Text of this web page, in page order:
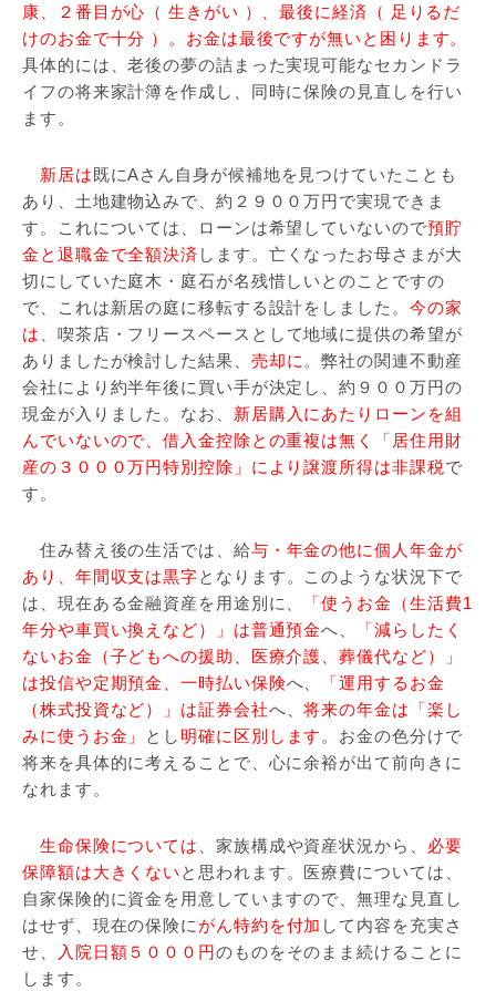
康、２番目が心（ 生きがい ）、最後に経済（ 足りるだ
けのお金で十分 ）。お金は最後ですが無いと困ります。
具体的には、老後の夢の詰まった実現可能なセカンドラ
イフの将来家計簿を作成し、同時に保険の見直しを行い
ます。
新居は既にAさん自身が候補地を見つけていたことも
あり、土地建物込みで、約２９００万円で実現できま
す。これについては、ローンは希望していないので預貯
金と退職金で全額決済 します。亡くなったお母さまが大
切にしていた庭木・庭石が名残惜しいとのことですの
で、これは新居の庭に移転する設計をしました。 今の家
は
、喫茶店・フリースペースとして地域に提供の希望が
ありましたが検討した結果、 売却に 。弊社の関連不動産
会社により約半年後に買い手が決定し、約９００万円の
現金が入りました。なお、 新居購入にあたりローンを組
んでいないので、借入金控除との重複は無く「居住用財
産の３０００万円特別控除」により譲渡所得は非課税で
す。
住み替え後の生活では、給与・年金の他に個人年金が
あり、年間収支は黒字となります。このような状況下で
は、現在ある金融資産を用途別に、
「使うお金（生活費1
年分や車買い換えなど）」は普通預金へ、
「減らしたく
ないお金（子どもへの援助、医療介護、葬儀代など）」
は投信や定期預金、一時払い保険へ、
「運用するお金
（株式投資など）」は証券会社へ、将来の年金は「楽し
みに使うお金」 とし 明確に区別します 。お金の色分けで
将来を具体的に考えることで、心に余裕が出て前向きに
なれます。
生命保険については 、家族構成や資産状況から、 必要
保障額は大きくない と思われます。医療費については、
自家保険的に資金を用意していますので、無理な見直し
はせず、現在の保険に がん特約を付加 して内容を充実さ
せ、
入院日額５０００円のものをそのまま続けることに
します。